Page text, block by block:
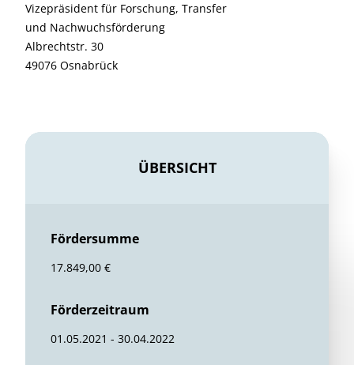
Vizepräsident für Forschung, Transfer
und Nachwuchsförderung
Albrechtstr. 30
49076 Osnabrück
ÜBERSICHT
Fördersumme
17.849,00 €
Förderzeitraum
01.05.2021 - 30.04.2022